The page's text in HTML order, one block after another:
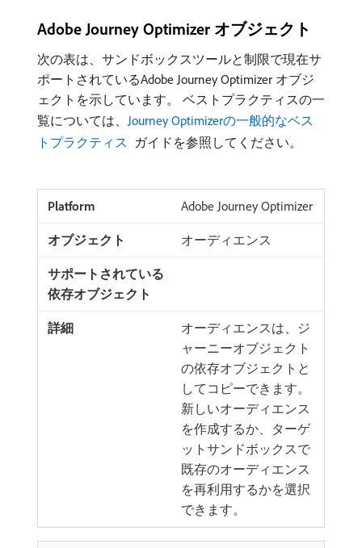
Adobe Journey Optimizer オブジェクト
次の表は、サンドボックスツールと制限で現在サ
ポートされているAdobe Journey Optimizer オブジ
ェクトを示しています。 ベストプラクティスの一
覧については、 Journey Optimizerの一般的なベス
トプラクティス ​ ガイドを参照してください。
Adobe Journey Optimizer
オーディエンス
オーディエンスは、ジ
ャーニーオブジェクト
の依存オブジェクトと
してコピーできます。
新しいオーディエンス
を作成するか、ターゲ
ットサンドボックスで
既存のオーディエンス
を再利用するかを選択
できます。